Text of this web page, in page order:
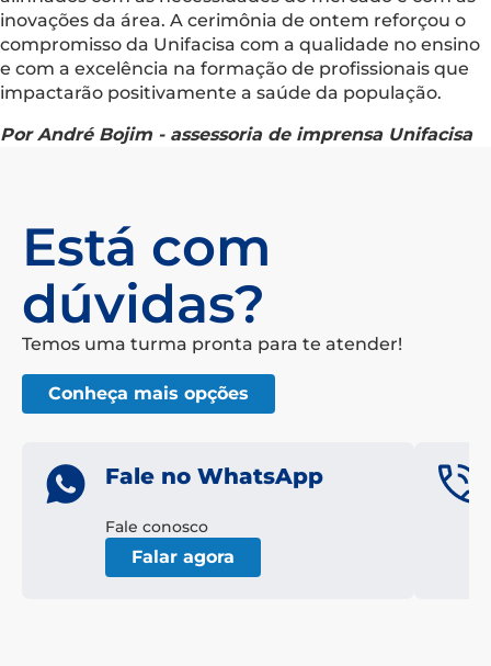
inovações da área. A cerimônia de ontem reforçou o
compromisso da Unifacisa com a qualidade no ensino
e com a excelência na formação de profissionais que
impactarão positivamente a saúde da população.
Por André Bojim - assessoria de imprensa Unifacisa
Está com
dúvidas?
Temos uma turma pronta para te atender!
Conheça mais opções
Fale no WhatsApp
Fale conosco
Falar agora